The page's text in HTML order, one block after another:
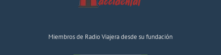
Miembros de Radio Viajera desde su fundación